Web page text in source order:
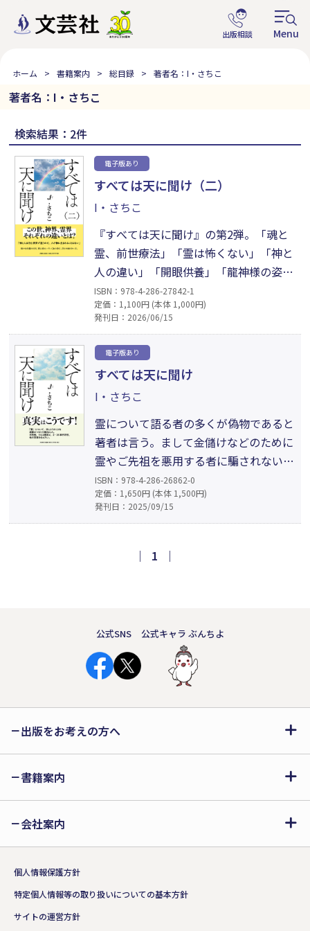
ホーム 書籍案内 総目録 著者名：I・さちこ
著者名：I・さちこ
検索結果：2件
電子版あり
すべては天に聞け（二）
I・さちこ
『すべては天に聞け』の第2弾。「魂と
霊、前世療法」「霊は怖くない」「神と
人の違い」「開眼供養」「龍神様の姿」
などのほか、坐禅や供養、念などについ
て解説。日常で耳にしながらも実際はよ
くわかっていないことが丁寧に説かれ、
この世の中には見えないのをいいこと
に、たくさんのまやかしが存在している
のだと気付かされる。目からウロコの神
界、霊界にまつわる役立つお話。
ISBN：978-4-286-27842-1
定価：1,100円 (本体 1,000円)
発刊日：2026/06/15
電子版あり
すべては天に聞け
I・さちこ
霊について語る者の多くが偽物であると
著者は言う。まして金儲けなどのために
霊やご先祖を悪用する者に騙されないよ
う警告する。精神的にも物理的にも被害
者を出さないようにするため、沈黙を破
って「真実」を綴った。目に見えない世
えないつながりによって私たちは短い今
ISBN：978-4-286-26862-0
定価：1,650円 (本体 1,500円)
発刊日：2025/09/15
｜ 1 ｜
公式SNS 公式キャラ ぶんちよ
出版をお考えの方へ
書籍案内
会社案内
個人情報保護方針
特定個人情報等の取り扱いについての基本方針
サイトの運営方針